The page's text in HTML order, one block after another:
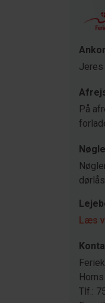
Jeres
På
Læs
Tlf.: